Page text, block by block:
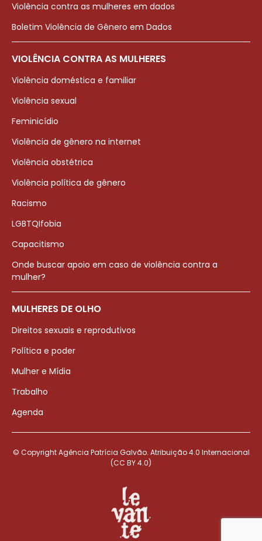
Violência contra as mulheres em dados
Boletim Violência de Gênero em Dados
VIOLÊNCIA CONTRA AS MULHERES
Violência doméstica e familiar
Violência sexual
Feminicídio
Violência de gênero na internet
Violência obstétrica
Violência política de gênero
Racismo
LGBTQIfobia
Capacitismo
Onde buscar apoio em caso de violência contra a
mulher?
MULHERES DE OLHO
Direitos sexuais e reprodutivos
Política e poder
Mulher e Mídia
Trabalho
Agenda
© Copyright Agência Patrícia Galvão. Atribuição 4.0 Internacional
(CC BY 4.0)